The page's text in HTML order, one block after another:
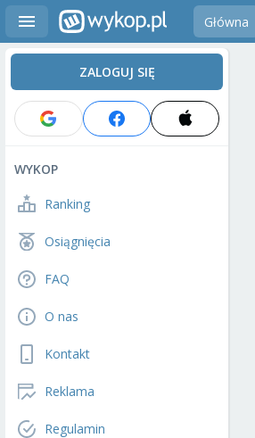
Główna
ZALOGUJ SIĘ
WYKOP
Ranking
Osiągnięcia
FAQ
O nas
Kontakt
Reklama
Regulamin